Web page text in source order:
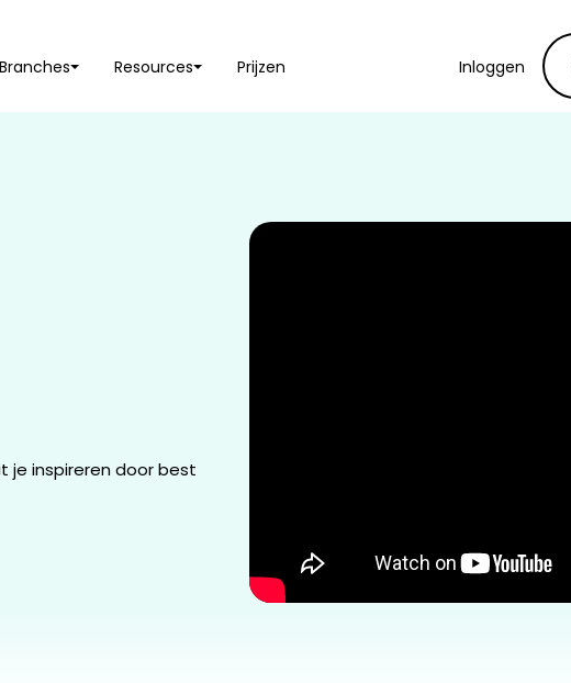
Branches Resources Prijzen Inloggen
je inspireren door best